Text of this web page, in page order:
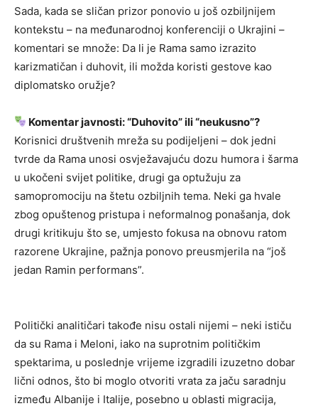
Sada, kada se sličan prizor ponovio u još ozbiljnijem
kontekstu – na međunarodnoj konferenciji o Ukrajini –
komentari se množe: Da li je Rama samo izrazito
karizmatičan i duhovit, ili možda koristi gestove kao
diplomatsko oružje?
Komentar javnosti: “Duhovito” ili “neukusno”?
Korisnici društvenih mreža su podijeljeni – dok jedni
tvrde da Rama unosi osvježavajuću dozu humora i šarma
u ukočeni svijet politike, drugi ga optužuju za
samopromociju na štetu ozbiljnih tema. Neki ga hvale
zbog opuštenog pristupa i neformalnog ponašanja, dok
drugi kritikuju što se, umjesto fokusa na obnovu ratom
razorene Ukrajine, pažnja ponovo preusmjerila na “još
jedan Ramin performans”.
Politički analitičari takođe nisu ostali nijemi – neki ističu
da su Rama i Meloni, iako na suprotnim političkim
spektarima, u poslednje vrijeme izgradili izuzetno dobar
lični odnos, što bi moglo otvoriti vrata za jaču saradnju
između Albanije i Italije, posebno u oblasti migracija,